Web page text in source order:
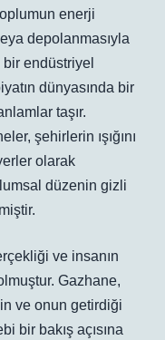
enerji
depolanmasıyla
bir endüstriyel
dünyasında bir
taşır.
şehirlerin ışığını
olarak
düzenin gizli
ve insanın
Gazhane,
ve onun getirdiği
bir bakış açısına